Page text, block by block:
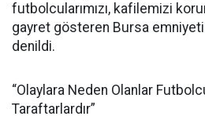
futbolcularımızı, kafilemizi
gayret gösteren Bursa
denildi.
“Olaylara Neden Olanlar
Taraftarlardır”